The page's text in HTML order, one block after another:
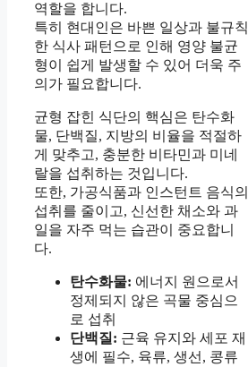
역할을 합니다.
특히 현대인은 바쁜 일상과 불규칙
한 식사 패턴으로 인해 영양 불균
형이 쉽게 발생할 수 있어 더욱 주
의가 필요합니다.
균형 잡힌 식단의 핵심은 탄수화
물, 단백질, 지방의 비율을 적절하
게 맞추고, 충분한 비타민과 미네
랄을 섭취하는 것입니다.
또한, 가공식품과 인스턴트 음식의
섭취를 줄이고, 신선한 채소와 과
일을 자주 먹는 습관이 중요합니
다.
탄수화물: 에너지 원으로서
정제되지 않은 곡물 중심으
로 섭취
단백질: 근육 유지와 세포 재
생에 필수, 육류, 생선, 콩류